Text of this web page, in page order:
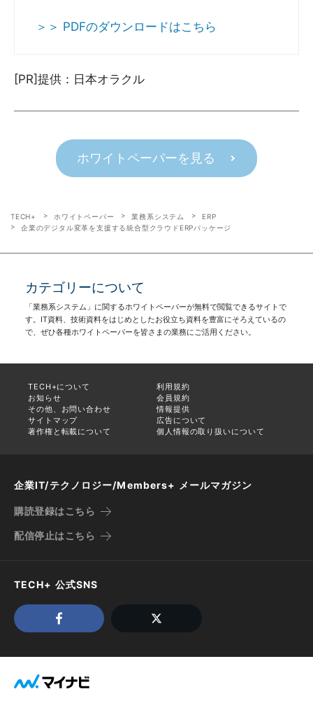
＞＞ PDFのダウンロードはこちら
[PR]提供：日本オラクル
ホワイトペーパーを見る
TECH+ ホワイトペーパー 業務系システム
ERP
企業のデジタル変革を支援する統合型クラウドERPパッケージ
カテゴリーについて
「業務系システム」に関するホワイトペーパーが無料で閲覧できるサイトで
す。IT資料、技術資料をはじめとしたお役立ち資料を豊富にそろえているの
で、ぜひ各種ホワイトペーパーを皆さまの業務にご活用ください。
TECH+について
利用規約
お知らせ
会員規約
その他、お問い合わせ
情報提供
サイトマップ
広告について
著作権と転載について
個人情報の取り扱いについて
企業IT/テクノロジー/Members+ メールマガジン
購読登録はこちら
配信停止はこちら
TECH+ 公式SNS